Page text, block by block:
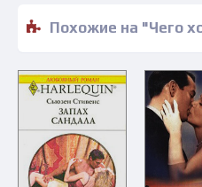
Похожие на "Чего хочет принц? - Джули Беннет" книги